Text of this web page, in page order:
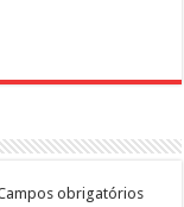
obrigatórios